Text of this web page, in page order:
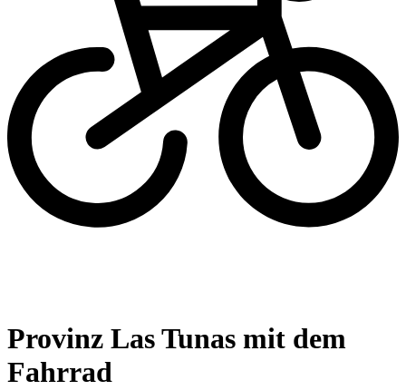
Provinz Las Tunas mit dem
Fahrrad